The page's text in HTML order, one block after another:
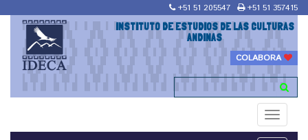
+51 51 205547 +51 51 357415
INSTITUTO DE ESTUDIOS DE LAS CULTURAS
ANDINAS
COLABORA
Toggle